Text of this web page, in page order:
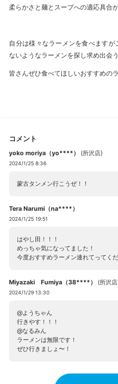
柔らかさと麺とスープへの適応具合
自分は様々なラーメンを食べます
ないようなラーメンを探し求め出会
皆さんぜひ食べてほしいおすすめの
コメント
yoko moriya（yo****） (所沢店)
2024/1/25 8:36
蒙古タンメン行こうぜ！！
Tera Narumi（na****）
2024/1/25 19:51
はやし田！！！
めっちゃ気になってました！
今度おすすめラーメン連れてってく
Miyazaki Fumiya（38****） (所沢店
2024/1/29 13:30
@ようちゃん
行きやす！！！
@なるみん
ラーメンは無限です！
ぜひ行きましょ〜！